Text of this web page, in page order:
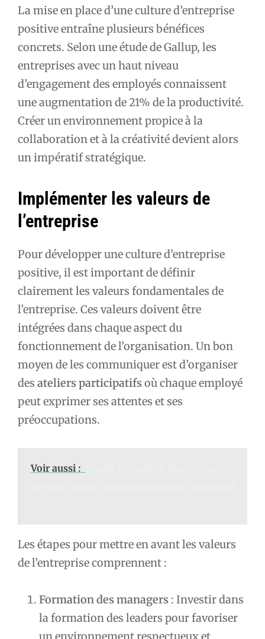
La mise en place d’une culture d’entreprise
positive entraîne plusieurs bénéfices
concrets. Selon une étude de Gallup, les
entreprises avec un haut niveau
d’engagement des employés connaissent
une augmentation de 21% de la productivité.
Créer un environnement propice à la
collaboration et à la créativité devient alors
un impératif stratégique.
Implémenter les valeurs de
l’entreprise
Pour développer une culture d’entreprise
positive, il est important de définir
clairement les valeurs fondamentales de
l’entreprise. Ces valeurs doivent être
intégrées dans chaque aspect du
fonctionnement de l’organisation. Un bon
moyen de les communiquer est d’organiser
des ateliers participatifsoù chaque employé
peut exprimer ses attentes et ses
préoccupations.
Voir aussi :
Les étapes pour mettre en avant les valeurs
de l’entreprise comprennent :
Formation des managers : Investir dans
la formation des leaders pour favoriser